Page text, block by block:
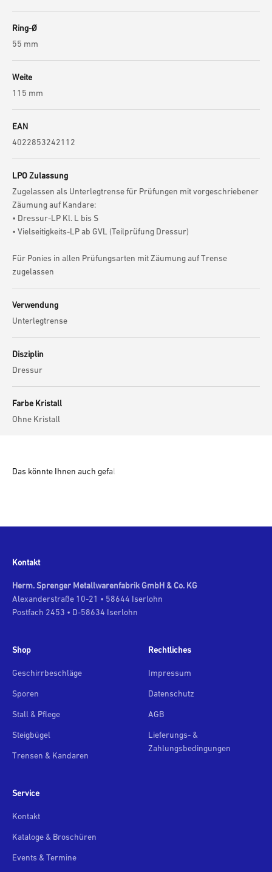
Ring-Ø
55 mm
Weite
115 mm
EAN
4022853242112
LPO Zulassung
Zugelassen als Unterlegtrense für Prüfungen mit vorgeschriebener
Zäumung auf Kandare:
• Dressur-LP Kl. L bis S
• Vielseitigkeits-LP ab GVL (Teilprüfung Dressur)
Für Ponies in allen Prüfungsarten mit Zäumung auf Trense
zugelassen
Verwendung
Unterlegtrense
Disziplin
Dressur
Farbe Kristall
Ohne Kristall
Kontakt
Herm. Sprenger Metallwarenfabrik GmbH & Co. KG
Alexanderstraße 10-21 • 58644 Iserlohn
Postfach 2453 • D-58634 Iserlohn
Shop
Geschirrbeschläge
Sporen
Stall & Pflege
Steigbügel
Trensen & Kandaren
Rechtliches
Impressum
Datenschutz
AGB
Lieferungs- &
Zahlungsbedingungen
Service
Kontakt
Kataloge & Broschüren
Events & Termine